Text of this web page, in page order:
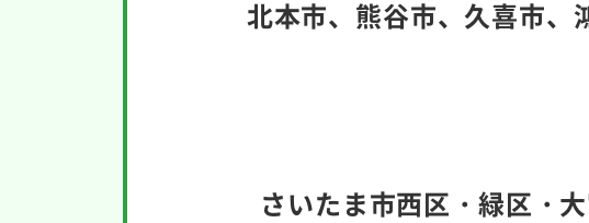
北本市、熊谷市、久喜市、
さいたま市西区・緑区・